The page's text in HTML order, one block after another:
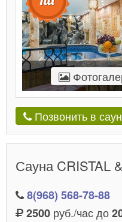
Позвонить в
Сауна CRISTAL
8(968) 568-78-88
2500 руб./час до